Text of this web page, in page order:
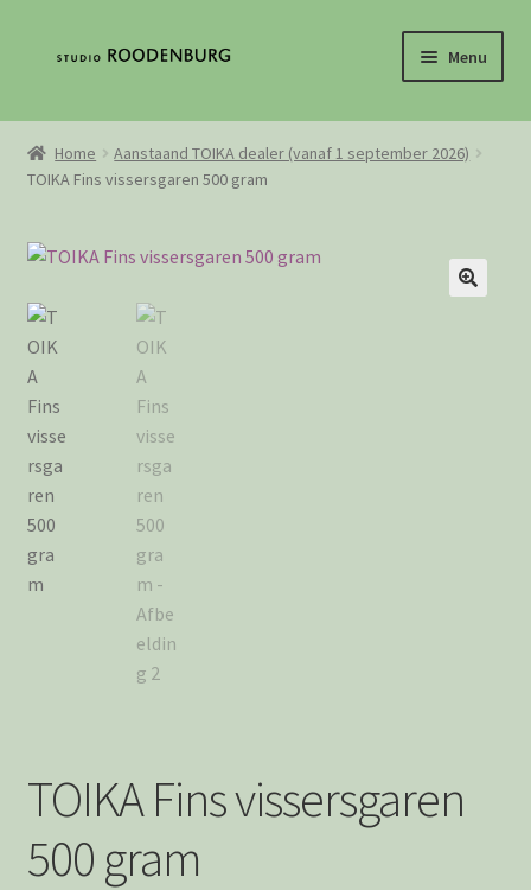
inhoud
Menu
Home
Contact
De geschiedenis van het weven
Mijn Account
Webshop
Winkelwagen
Afrekenen
Bedankt
Wie is Jolanda
Home
Aanstaand TOIKA dealer (vanaf 1 september 2026)
TOIKA Fins vissersgaren 500 gram
TOIKA Fins vissersgaren
500 gram